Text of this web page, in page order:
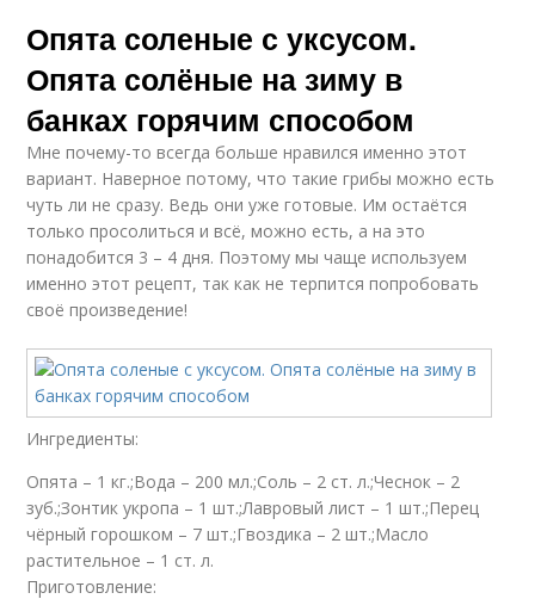
Рассол для опят Воды с уксусом
Уксус на литровую
Опята соленые с уксусом.
Опята солёные на зиму в
банках горячим способом
Мне почему-то всегда больше нравился именно этот
вариант. Наверное потому, что такие грибы можно есть
чуть ли не сразу. Ведь они уже готовые. Им остаётся
только просолиться и всё, можно есть, а на это
понадобится 3 – 4 дня. Поэтому мы чаще используем
именно этот рецепт, так как не терпится попробовать
своё произведение!
Ингредиенты:
Опята – 1 кг.;Вода – 200 мл.;Соль – 2 ст. л.;Чеснок – 2
зуб.;Зонтик укропа – 1 шт.;Лавровый лист – 1 шт.;Перец
чёрный горошком – 7 шт.;Гвоздика – 2 шт.;Масло
растительное – 1 ст. л.
Приготовление: